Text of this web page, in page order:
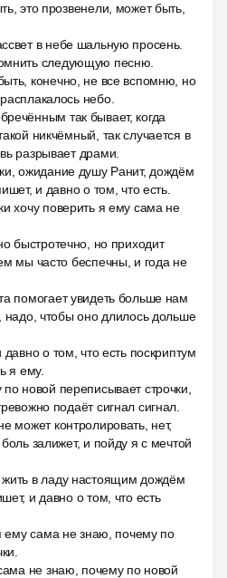
это прозвенели, может быть,
в небе шальную просень.
следующую песню.
конечно, не все вспомню, но
небо.
так бывает, когда
никчёмный, так случается в
разрывает драми.
ожидание душу Ранит, дождём
и давно о том, что есть.
хочу поверить я ему сама не
быстротечно, но приходит
мы часто беспечны, и года не
помогает увидеть больше нам
надо, чтобы оно длилось дольше
о том, что есть поскриптум
я ему.
новой переписывает строчки,
подаёт сигнал сигнал.
может контролировать, нет,
залижет, и пойду я с мечтой
в ладу настоящим дождём
и давно о том, что есть
ему сама не знаю, почему по
не знаю, почему по новой